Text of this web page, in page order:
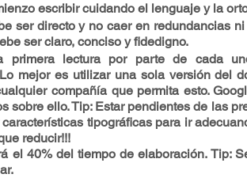
escribir cuidando el lenguaje y la
ser directo y no caer en redundancias
ser claro, conciso y fidedigno.
primera lectura por parte de cada
mejor es utilizar una sola versión del
compañía que permita esto.
sobre ello. Tip: Estar pendientes de las
tipográficas para ir
reducir!!!
el 40% del tiempo de elaboración. Tip: